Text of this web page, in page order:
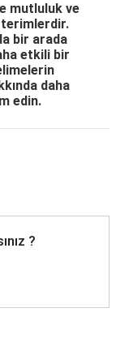
mutluluk ve
terimlerdir.
bir arada
etkili bir
daha
edin.
?